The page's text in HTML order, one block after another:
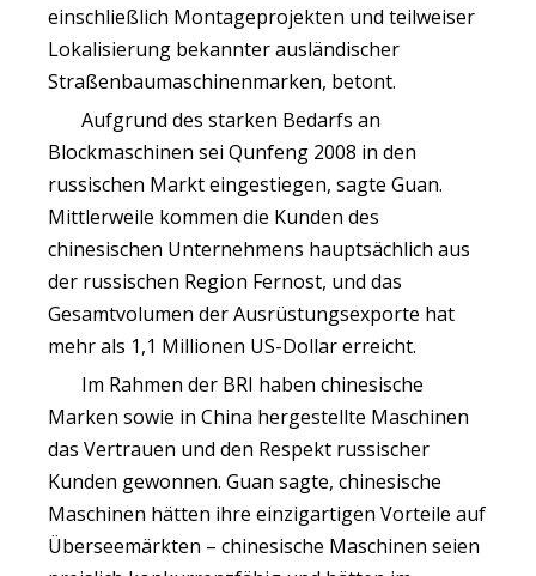
einschließlich Montageprojekten und teilweiser
Lokalisierung bekannter ausländischer
Straßenbaumaschinenmarken, betont.
Aufgrund des starken Bedarfs an
Blockmaschinen sei Qunfeng 2008 in den
russischen Markt eingestiegen, sagte Guan.
Mittlerweile kommen die Kunden des
chinesischen Unternehmens hauptsächlich aus
der russischen Region Fernost, und das
Gesamtvolumen der Ausrüstungsexporte hat
mehr als 1,1 Millionen US-Dollar erreicht.
Im Rahmen der BRI haben chinesische
Marken sowie in China hergestellte Maschinen
das Vertrauen und den Respekt russischer
Kunden gewonnen. Guan sagte, chinesische
Maschinen hätten ihre einzigartigen Vorteile auf
Überseemärkten – chinesische Maschinen seien